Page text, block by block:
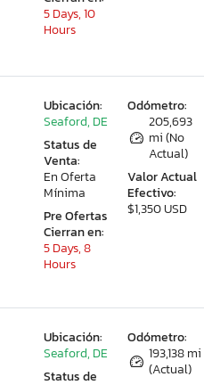
5 Days, 10
Hours
Odómetro:
205,693
mi (No
Actual)
Valor Actual
Efectivo:
$1,350 USD
Ubicación:
Seaford, DE
Status de
Venta:
En Oferta
Mínima
Pre Ofertas
Cierran en:
5 Days, 8
Hours
Odómetro:
193,138 mi
(Actual)
Ubicación:
Seaford, DE
Status de